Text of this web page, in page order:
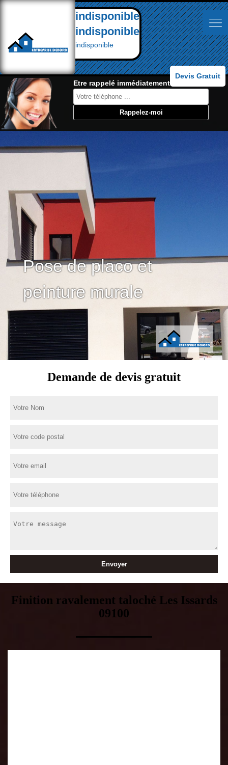
indisponible
indisponible
indisponible
Devis Gratuit
Etre rappelé immédiatement:
Pose de placo et
peinture murale
Demande de devis gratuit
Finition ravalement taloché Les Issards
09100